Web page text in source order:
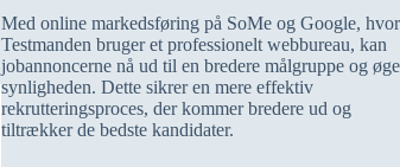
Med online markedsføring på SoMe og Google, hvor
Testmanden bruger et professionelt webbureau, kan
jobannoncerne nå ud til en bredere målgruppe og øge
synligheden. Dette sikrer en mere effektiv
rekrutteringsproces, der kommer bredere ud og
tiltrækker de bedste kandidater.